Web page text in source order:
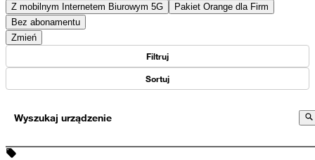
Z mobilnym Internetem Biurowym 5G
Pakiet Orange dla Firm
Bez abonamentu
Zmień
Filtruj
Sortuj
Wyszukaj urządzenie